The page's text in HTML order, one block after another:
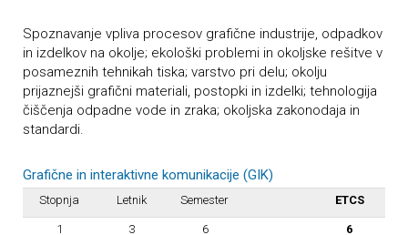
Spoznavanje vpliva procesov grafične industrije, odpadkov
in izdelkov na okolje; ekološki problemi in okoljske rešitve v
posameznih tehnikah tiska; varstvo pri delu; okolju
prijaznejši grafični materiali, postopki in izdelki; tehnologija
čiščenja odpadne vode in zraka; okoljska zakonodaja in
standardi.
Grafične in interaktivne komunikacije (GIK)
Stopnja Letnik Semester ETCS
1 3 6 6